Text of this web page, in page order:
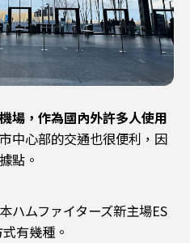
場，作為國內外許多人使用
中心部的交通也很便利，因
點。
ハムファイターズ新主場ES
有幾種。